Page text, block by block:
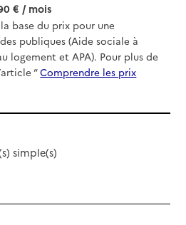
€ / mois
base du prix pour une
publiques (Aide sociale à
logement et APA). Pour plus de
“Comprendre les prix
simple(s)